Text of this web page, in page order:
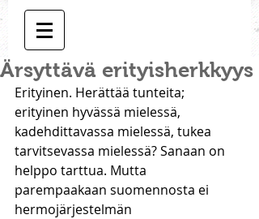
Ärsyttävä erityisherkkyys
Erityinen. Herättää tunteita;
erityinen hyvässä mielessä,
kadehdittavassa mielessä, tukea
tarvitsevassa mielessä? Sanaan on
helppo tarttua. Mutta
parempaakaan suomennosta ei
hermojärjestelmän